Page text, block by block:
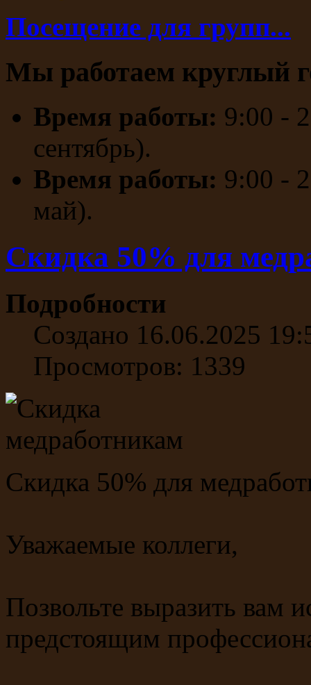
Посещение для групп...
Мы работаем круглый
Время работы: 9:00 -
сентябрь).
Время работы: 9:00 -
май).
Скидка 50% для
Подробности
Создано 16.06.2025
Просмотров: 1339
Скидка 50% для
Уважаемые коллеги,
Позвольте выразить вам
предстоящим